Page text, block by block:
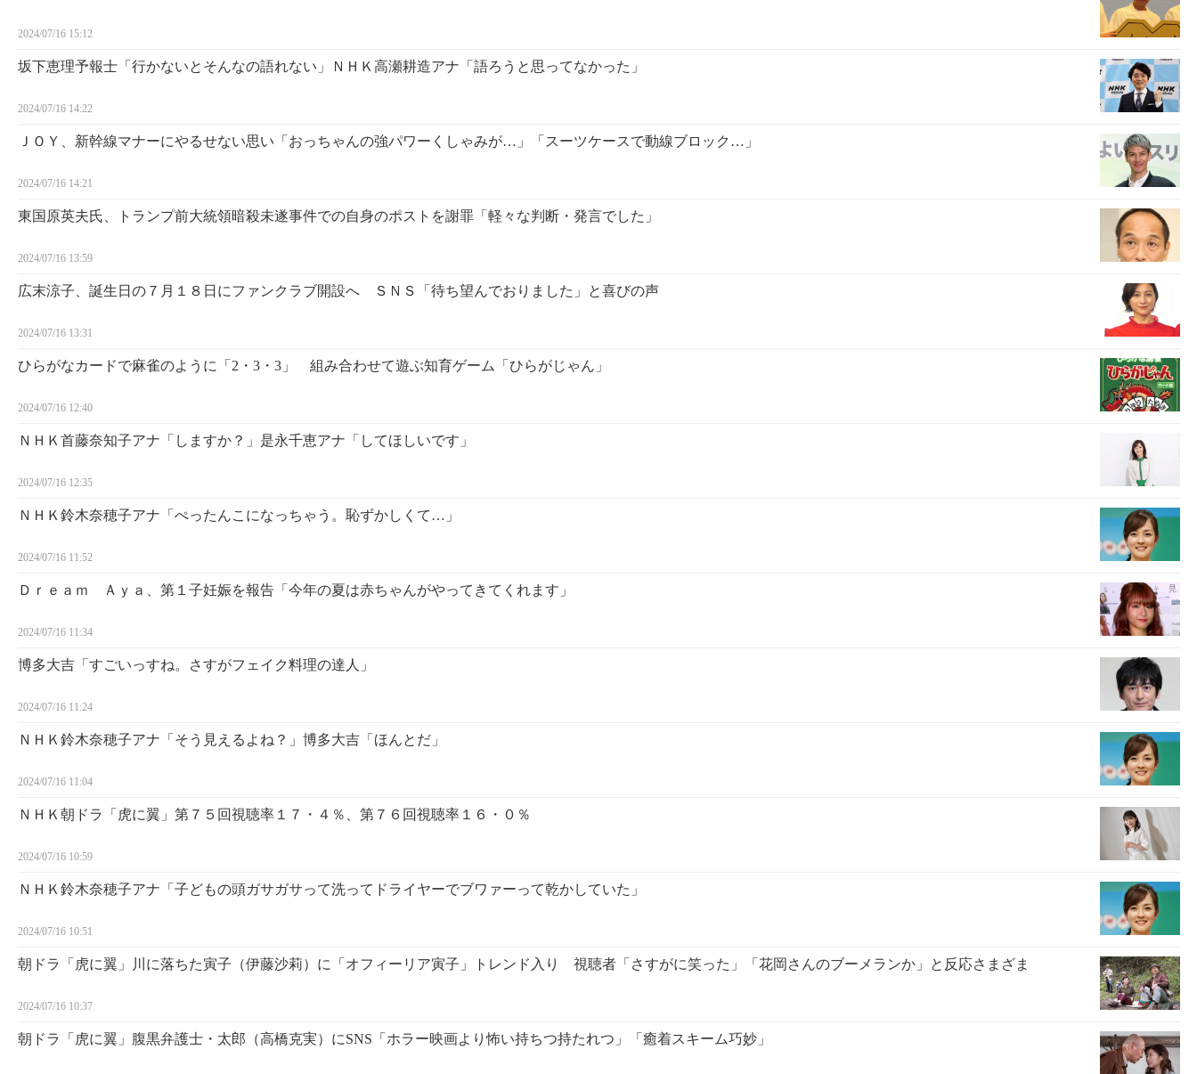
2024/07/16 15:12
坂下恵理予報士「行かないとそんなの語れない」ＮＨＫ高瀬耕造アナ「語ろうと思ってなかった」
2024/07/16 14:22
ＪＯＹ、新幹線マナーにやるせない思い「おっちゃんの強パワーくしゃみが…」「スーツケースで動線ブロック…」
2024/07/16 14:21
東国原英夫氏、トランプ前大統領暗殺未遂事件での自身のポストを謝罪「軽々な判断・発言でした」
2024/07/16 13:59
広末涼子、誕生日の７月１８日にファンクラブ開設へ ＳＮＳ「待ち望んでおりました」と喜びの声
2024/07/16 13:31
ひらがなカードで麻雀のように「2・3・3」 組み合わせて遊ぶ知育ゲーム「ひらがじゃん」
2024/07/16 12:40
ＮＨＫ首藤奈知子アナ「しますか？」是永千恵アナ「してほしいです」
2024/07/16 12:35
ＮＨＫ鈴木奈穂子アナ「ぺったんこになっちゃう。恥ずかしくて…」
2024/07/16 11:52
Ｄｒｅａｍ Ａｙａ、第１子妊娠を報告「今年の夏は赤ちゃんがやってきてくれます」
2024/07/16 11:34
博多大吉「すごいっすね。さすがフェイク料理の達人」
2024/07/16 11:24
ＮＨＫ鈴木奈穂子アナ「そう見えるよね？」博多大吉「ほんとだ」
2024/07/16 11:04
ＮＨＫ朝ドラ「虎に翼」第７５回視聴率１７・４％、第７６回視聴率１６・０％
2024/07/16 10:59
ＮＨＫ鈴木奈穂子アナ「子どもの頭ガサガサって洗ってドライヤーでブワァーって乾かしていた」
2024/07/16 10:51
朝ドラ「虎に翼」川に落ちた寅子（伊藤沙莉）に「オフィーリア寅子」トレンド入り 視聴者「さすがに笑った」「花岡さんのブーメランか」と反応さまざま
2024/07/16 10:37
朝ドラ「虎に翼」腹黒弁護士・太郎（高橋克実）にSNS「ホラー映画より怖い持ちつ持たれつ」「癒着スキーム巧妙」